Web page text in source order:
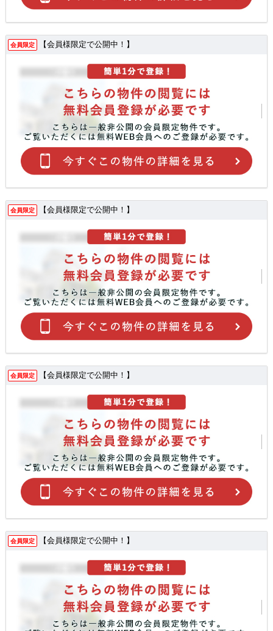
会員限定 【会員様限定で公開中！】
会員限定 【会員様限定で公開中！】
会員限定 【会員様限定で公開中！】
会員限定 【会員様限定で公開中！】